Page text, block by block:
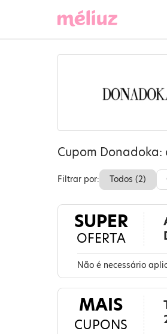
Cupom
Filtrar por: Todos (2)
SUPER
OFERTA
Não é necessário
MAIS
CUPONS